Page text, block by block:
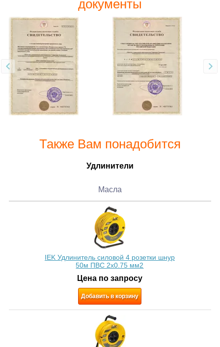
документы
Также Вам понадобится
Удлинители
Масла
IEK Удлинитель силовой 4 розетки шнур
50м ПВС 2х0.75 мм2
Цена по запросу
Добавить в корзину